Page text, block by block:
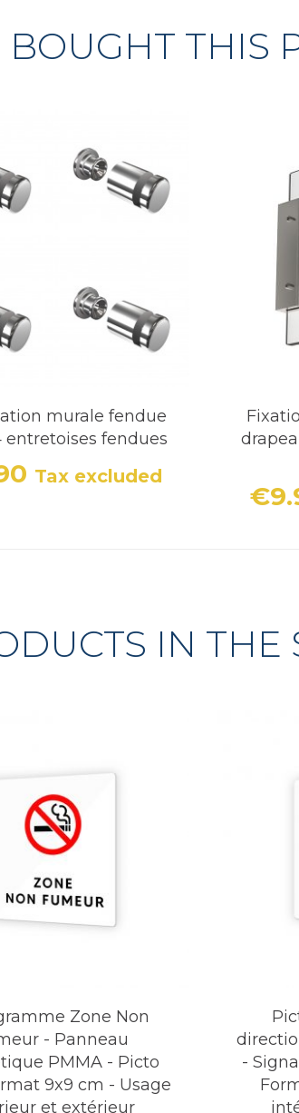
THIS
murale fendue
entretoises fendues
Price
Tax excluded
IN THE
Zone Non
- Panneau
PMMA - Picto
9x9 cm - Usage
et extérieur
-